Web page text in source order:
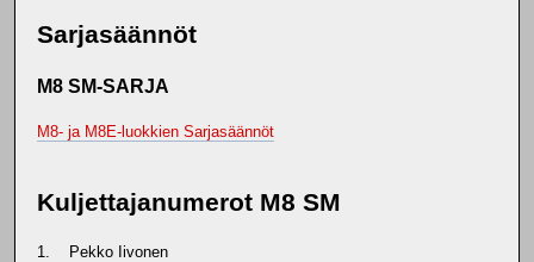
Sarjasäännöt
M8 SM-SARJA
M8- ja M8E-luokkien Sarjasäännöt
Kuljettajanumerot M8 SM
1. Pekko Iivonen